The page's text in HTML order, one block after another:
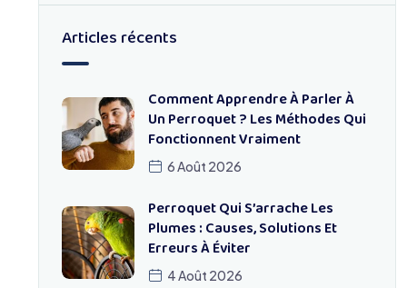
Articles récents
Comment Apprendre À Parler À
Un Perroquet ? Les Méthodes Qui
Fonctionnent Vraiment
6 Août 2026
Perroquet Qui S’arrache Les
Plumes : Causes, Solutions Et
Erreurs À Éviter
4 Août 2026